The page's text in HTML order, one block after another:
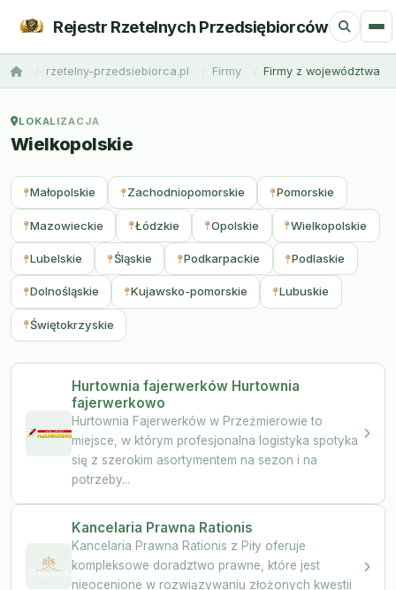
Rejestr Rzetelnych Przedsiębiorców
rzetelny-przedsiebiorca.pl Firmy Firmy z województwa
LOKALIZACJA
Wielkopolskie
Małopolskie Zachodniopomorskie Pomorskie
Mazowieckie Łódzkie Opolskie Wielkopolskie
Lubelskie Śląskie Podkarpackie Podlaskie
Dolnośląskie Kujawsko-pomorskie Lubuskie
Świętokrzyskie
Hurtownia fajerwerków Hurtownia
fajerwerkowo
Hurtownia Fajerwerków w Przeźmierowie to
miejsce, w którym profesjonalna logistyka spotyka
się z szerokim asortymentem na sezon i na
potrzeby...
Kancelaria Prawna Rationis
Kancelaria Prawna Rationis z Piły oferuje
kompleksowe doradztwo prawne, które jest
nieocenione w rozwiązywaniu złożonych kwestii